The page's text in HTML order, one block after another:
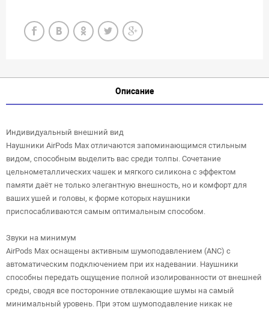
Описание
Индивидуальный внешний вид
Наушники AirPods Max отличаются запоминающимся стильным
видом, способным выделить вас среди толпы. Сочетание
цельнометаллических чашек и мягкого силикона с эффектом
памяти даёт не только элегантную внешность, но и комфорт для
ваших ушей и головы, к форме которых наушники
приспосабливаются самым оптимальным способом.
Звуки на минимум
AirPods Max оснащены активным шумоподавлением (ANC) с
автоматическим подключением при их надевании. Наушники
способны передать ощущение полной изолированности от внешней
среды, сводя все посторонние отвлекающие шумы на самый
минимальный уровень. При этом шумоподавление никак не